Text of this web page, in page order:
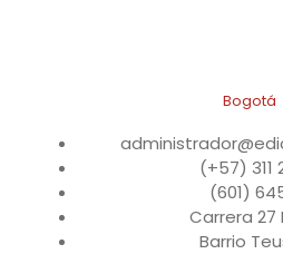
Bogotá
(+57) 311
(601)
Carrera 27
Barrio